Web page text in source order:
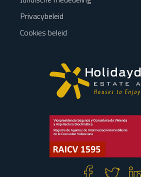
Privacybeleid
Cookies beleid